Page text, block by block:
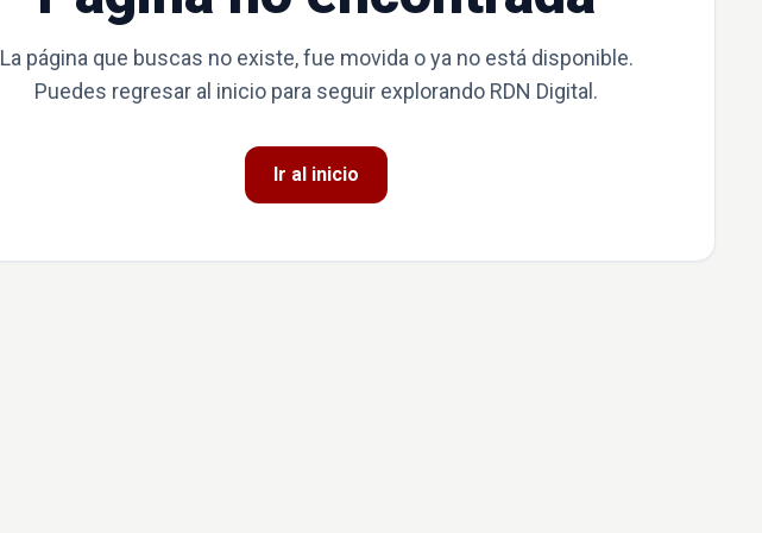
La página que buscas no existe, fue movida o ya no está disponible.
Puedes regresar al inicio para seguir explorando RDN Digital.
Ir al inicio